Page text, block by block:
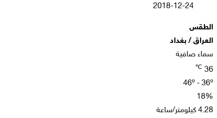
2018-12-24
الطقس
العراق / بغداد
سماء صافية
36
℃
46º - 36º
18%
4.28 كيلومتر/ساعة